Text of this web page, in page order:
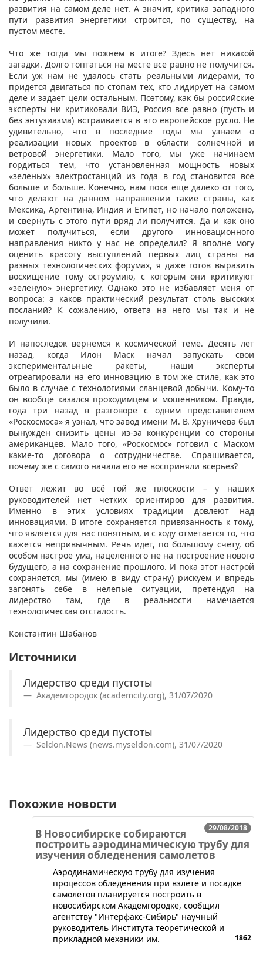
развития на самом деле нет. А значит, критика западного
пути развития энергетики строится, по существу, на
пустом месте.
Что же тогда мы пожнем в итоге? Здесь нет никакой
загадки. Долго топтаться на месте все равно не получится.
Если уж нам не удалось стать реальными лидерами, то
придется двигаться по стопам тех, кто лидирует на самом
деле и задает цели остальным. Поэтому, как бы российские
эксперты ни критиковали ВИЭ, Россия все равно (пусть и
без энтузиазма) встраивается в это европейское русло. Не
удивительно, что в последние годы мы узнаем о
реализации новых проектов в области солнечной и
ветровой энергетики. Мало того, мы уже начинаем
гордиться тем, что установленная мощность новых
«зеленых» электростанций из года в год становится всё
больше и больше. Конечно, нам пока еще далеко от того,
что делают на данном направлении такие страны, как
Мексика, Аргентина, Индия и Египет, но начало положено,
и свернуть с этого пути вряд ли получится. Да и как оно
может получиться, если другого инновационного
направления никто у нас не определил? Я вполне могу
оценить красоту выступлений первых лиц страны на
разных технологических форумах, я даже готов выразить
восхищение тому остроумию, с которым они критикуют
«зеленую» энергетику. Однако это не избавляет меня от
вопроса: а каков практический результат столь высоких
посланий? К сожалению, ответа на него мы так и не
получили.
И напоследок вернемся к космической теме. Десять лет
назад, когда Илон Маск начал запускать свои
экспериментальные ракеты, наши эксперты
отреагировали на его инновацию в том же стиле, как это
было в случае с технологиями сланцевой добычи. Кому-то
он вообще казался проходимцем и мошенником. Правда,
года три назад в разговоре с одним представителем
«Роскосмоса» я узнал, что завод имени М. В. Хруничева был
вынужден снизить цены из-за конкуренции со стороны
американцев. Мало того, «Роскосмос» готовил с Маском
какие-то договора о сотрудничестве. Спрашивается,
почему же с самого начала его не восприняли всерьез?
Ответ лежит во всё той же плоскости – у наших
руководителей нет четких ориентиров для развития.
Именно в этих условиях традиции довлеют над
инновациями. В итоге сохраняется привязанность к тому,
что является для нас понятным, и с ходу отметается то, что
кажется непривычным. Речь идет, по большому счету, об
особом настрое ума, нацеленного не на построение нового
будущего, а на сохранение прошлого. И пока этот настрой
сохраняется, мы (имею в виду страну) рискуем и впредь
загонять себе в нелепые ситуации, претендуя на
лидерство там, где в реальности намечается
технологическая отсталость.
Константин Шабанов
Источники
Лидерство среди пустоты
Академгородок (academcity.org), 31/07/2020
Лидерство среди пустоты
Seldon.News (news.myseldon.com), 31/07/2020
Похожие новости
29/08/2018
В Новосибирске собираются
построить аэродинамическую трубу для
изучения обледенения самолетов
​Аэродинамическую трубу для изучения
процессов обледенения при взлете и посадке
самолетов планируется построить в
новосибирском Академгородке, сообщил
агентству "Интерфакс-Сибирь" научный
руководитель Института теоретической и
прикладной механики им.
1862